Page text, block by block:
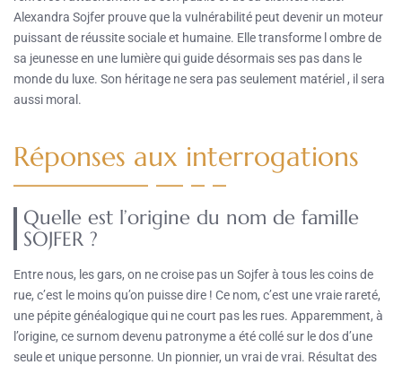
Alexandra Sojfer prouve que la vulnérabilité peut devenir un moteur
puissant de réussite sociale et humaine. Elle transforme l ombre de
sa jeunesse en une lumière qui guide désormais ses pas dans le
monde du luxe. Son héritage ne sera pas seulement matériel , il sera
aussi moral.
Réponses aux interrogations
Quelle est l’origine du nom de famille
SOJFER ?
Entre nous, les gars, on ne croise pas un Sojfer à tous les coins de
rue, c’est le moins qu’on puisse dire ! Ce nom, c’est une vraie rareté,
une pépite généalogique qui ne court pas les rues. Apparemment, à
l’origine, ce surnom devenu patronyme a été collé sur le dos d’une
seule et unique personne. Un pionnier, un vrai de vrai. Résultat des